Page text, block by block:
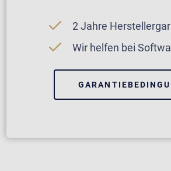
2 Jahre
Wir helfen bei